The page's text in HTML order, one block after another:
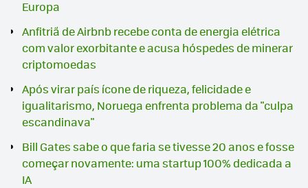
Europa
Anfitriã de Airbnb recebe conta de energia elétrica
com valor exorbitante e acusa hóspedes de minerar
criptomoedas
Após virar país ícone de riqueza, felicidade e
igualitarismo, Noruega enfrenta problema da "culpa
escandinava"
Bill Gates sabe o que faria se tivesse 20 anos e fosse
começar novamente: uma startup 100% dedicada a
IA